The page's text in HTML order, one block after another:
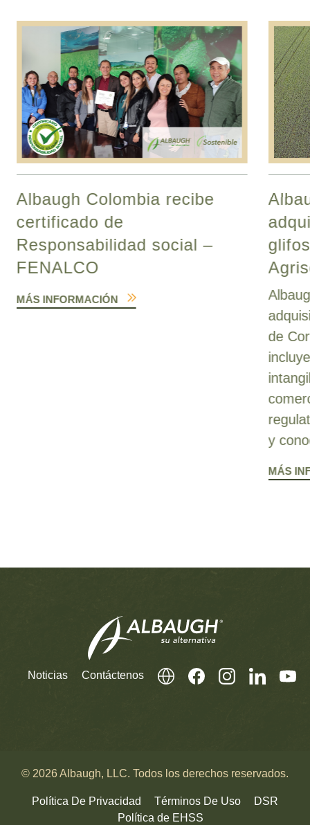
Albaugh Colombia recibe
certificado de
Responsabilidad social –
FENALCO
MÁS INFORMACIÓN
de
y
MÁS
Noticias Contáctenos
© 2026 Albaugh, LLC. Todos los derechos reservados.
Política De Privacidad Términos De Uso
DSR
Política de EHSS